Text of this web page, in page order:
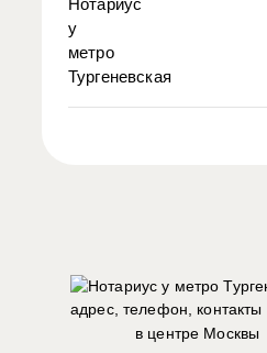
в центре Москвы